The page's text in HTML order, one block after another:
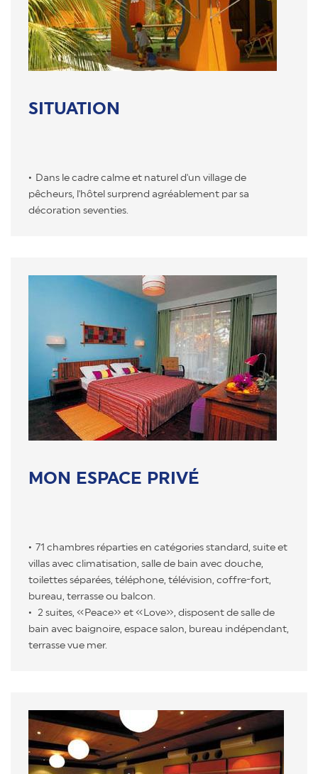
SITUATION
Dans le cadre calme et naturel d'un village de
pêcheurs, l'hôtel surprend agréablement par sa
décoration seventies.
MON ESPACE PRIVÉ
71 chambres réparties en catégories standard, suite et
villas avec climatisation, salle de bain avec douche,
toilettes séparées, téléphone, télévision, coffre-fort,
bureau, terrasse ou balcon.
2 suites, «Peace» et «Love», disposent de salle de
bain avec baignoire, espace salon, bureau indépendant,
terrasse vue mer.